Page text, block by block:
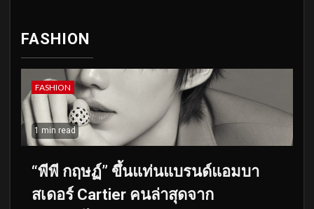
FASHION
FASHION
1 min read
“พีพี กฤษฏ์” ขึ้นแท่นแบรนด์แอมบา
สเดอร์ Cartier คนล่าสุดจาก